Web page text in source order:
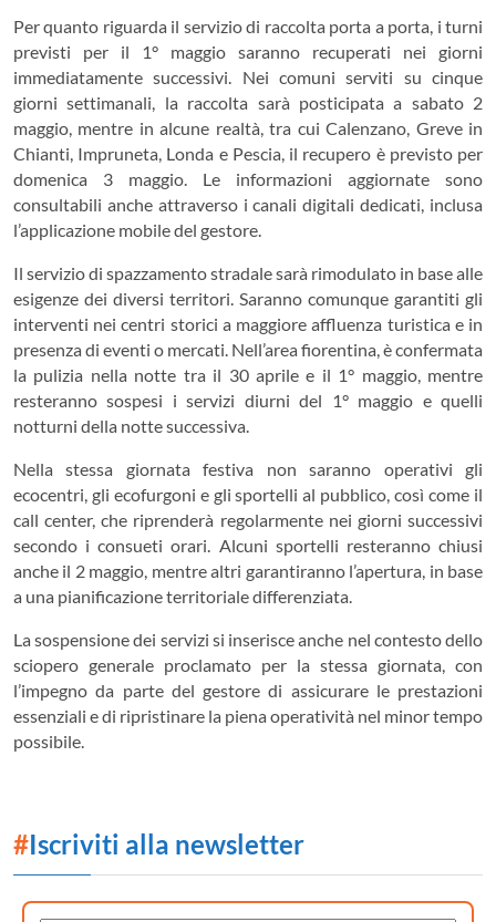
Per quanto riguarda il servizio di raccolta porta a porta, i turni
previsti per il 1° maggio saranno recuperati nei giorni
immediatamente successivi. Nei comuni serviti su cinque
giorni settimanali, la raccolta sarà posticipata a sabato 2
maggio, mentre in alcune realtà, tra cui Calenzano, Greve in
Chianti, Impruneta, Londa e Pescia, il recupero è previsto per
domenica 3 maggio. Le informazioni aggiornate sono
consultabili anche attraverso i canali digitali dedicati, inclusa
l’applicazione mobile del gestore.
Il servizio di spazzamento stradale sarà rimodulato in base alle
esigenze dei diversi territori. Saranno comunque garantiti gli
interventi nei centri storici a maggiore affluenza turistica e in
presenza di eventi o mercati. Nell’area fiorentina, è confermata
la pulizia nella notte tra il 30 aprile e il 1° maggio, mentre
resteranno sospesi i servizi diurni del 1° maggio e quelli
notturni della notte successiva.
Nella stessa giornata festiva non saranno operativi gli
ecocentri, gli ecofurgoni e gli sportelli al pubblico, così come il
call center, che riprenderà regolarmente nei giorni successivi
secondo i consueti orari. Alcuni sportelli resteranno chiusi
anche il 2 maggio, mentre altri garantiranno l’apertura, in base
a una pianificazione territoriale differenziata.
La sospensione dei servizi si inserisce anche nel contesto dello
sciopero generale proclamato per la stessa giornata, con
l’impegno da parte del gestore di assicurare le prestazioni
essenziali e di ripristinare la piena operatività nel minor tempo
possibile.
#Iscriviti alla newsletter